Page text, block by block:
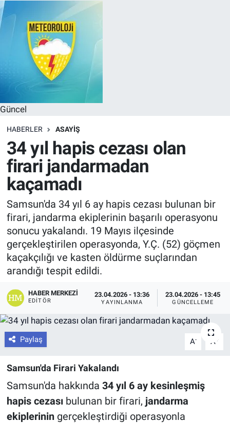
Güncel
HABERLER ASAYIŞ
34 yıl hapis cezası olan
firari jandarmadan
kaçamadı
Samsun'da 34 yıl 6 ay hapis cezası bulunan bir
firari, jandarma ekiplerinin başarılı operasyonu
sonucu yakalandı. 19 Mayıs ilçesinde
gerçekleştirilen operasyonda, Y.Ç. (52) göçmen
kaçakçılığı ve kasten öldürme suçlarından
arandığı tespit edildi.
HABER MERKEZI
EDITÖR
23.04.2026 - 13:36
YAYINLANMA
23.04.2026 - 13:45
GÜNCELLEME
Paylaş A- A +
Samsun'da Firari Yakalandı
Samsun'da hakkında 34 yıl 6 ay kesinleşmiş
hapis cezasıbulunan bir firari, jandarma
ekipleriningerçekleştirdiği operasyonla